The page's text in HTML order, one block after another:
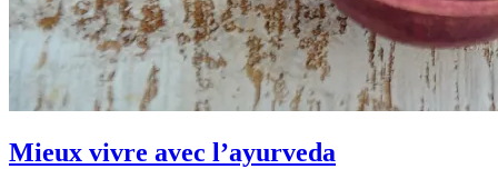
Mieux vivre avec l’ayurveda